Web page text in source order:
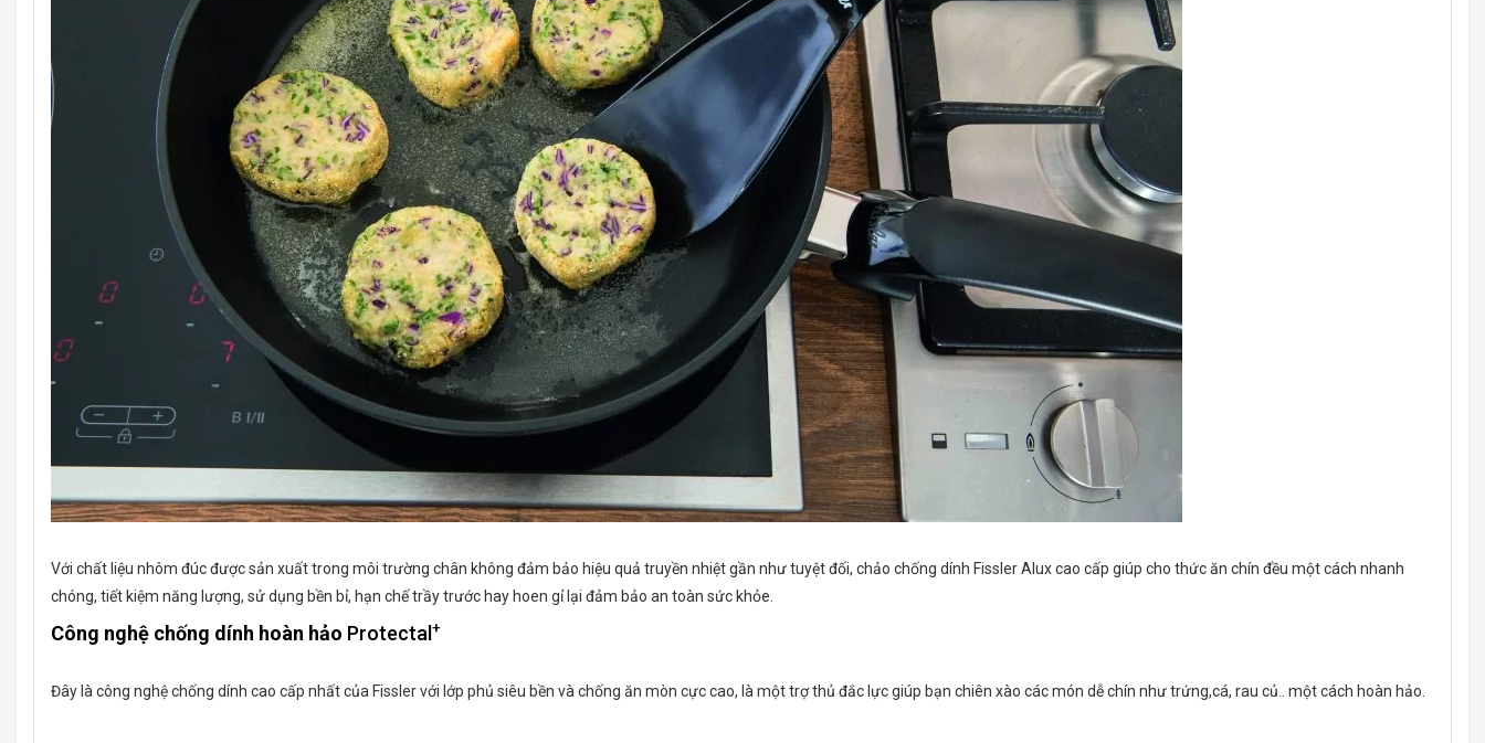
Với chất liệu nhôm đúc được sản xuất trong môi trường chân không đảm bảo hiệu quả truyền nhiệt gần như tuyệt đối, chảo chống dính Fissler Alux cao cấp giúp cho thức ăn chín đều một cách nhanh
chóng, tiết kiệm năng lượng, sử dụng bền bỉ, hạn chế trầy trước hay hoen gỉ lại đảm bảo an toàn sức khỏe.
Công nghệ chống dính hoàn hảo Protectal+
Đây là công nghệ chống dính cao cấp nhất của Fissler với lớp phủ siêu bền và chống ăn mòn cực cao, là một trợ thủ đắc lực giúp bạn chiên xào các món dễ chín như trứng,cá, rau củ.. một cách hoàn hảo.